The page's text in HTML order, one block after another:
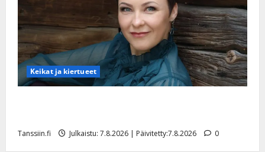
Keikat ja kiertueet
Tanssiin.fi Julkaistu: 7.8.2026 | Päivitetty:7.8.2026 0